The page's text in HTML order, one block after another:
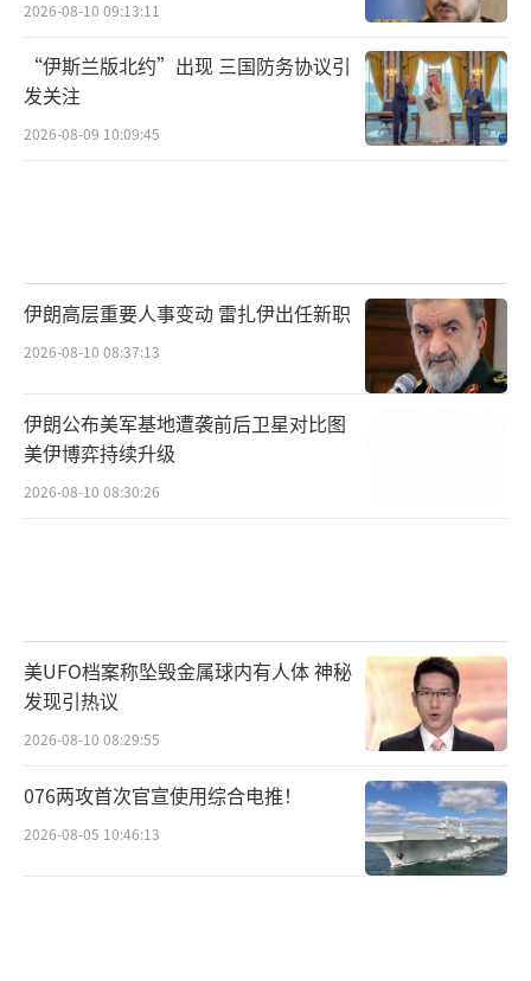
2026-08-10 09:13:11
“伊斯兰版北约”出现 三国防务协议引
发关注
2026-08-09 10:09:45
伊朗高层重要人事变动 雷扎伊出任新职
2026-08-10 08:37:13
伊朗公布美军基地遭袭前后卫星对比图
美伊博弈持续升级
2026-08-10 08:30:26
美UFO档案称坠毁金属球内有人体 神秘
发现引热议
2026-08-10 08:29:55
076两攻首次官宣使用综合电推！
2026-08-05 10:46:13